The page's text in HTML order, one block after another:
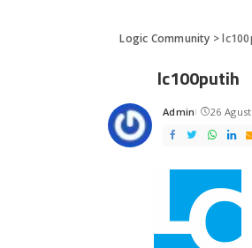
Logic Community >
lc100putih
Posted
by
Admin 26